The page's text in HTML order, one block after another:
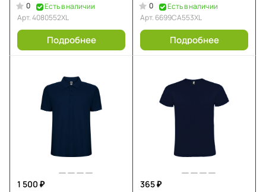
0
Есть в наличии
Арт.4080552XL
Подробнее
0
Есть в наличии
Арт. 6699CA553XL
Подробнее
1 500 ₽
365 ₽